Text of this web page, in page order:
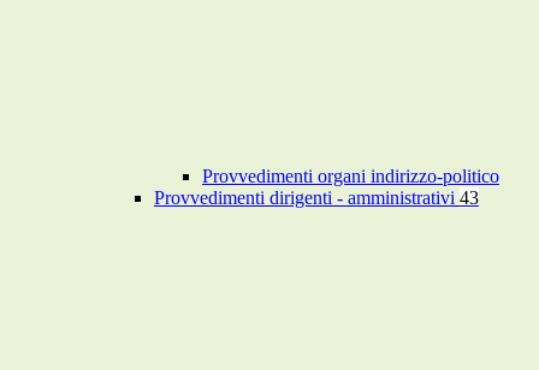
Provvedimenti organi indirizzo-politico
Provvedimenti dirigenti - amministrativi 43